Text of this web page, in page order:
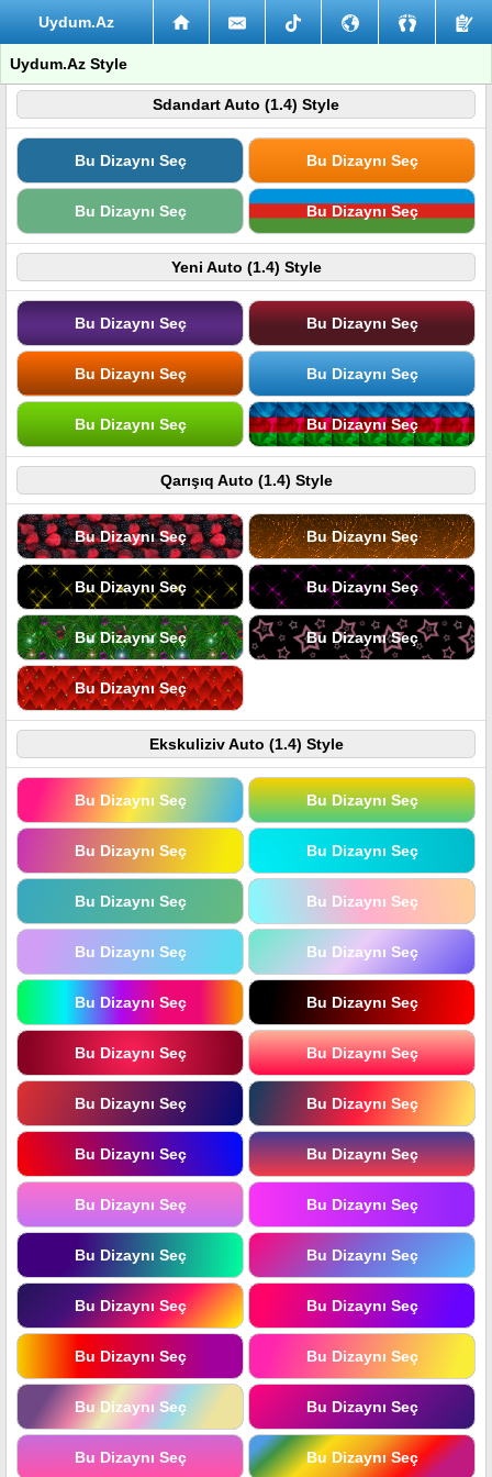
Uydum.Az
Uydum.Az Style
Sdandart Auto (1.4) Style
Bu Dizaynı Seç Bu Dizaynı Seç
Bu Dizaynı Seç Bu Dizaynı Seç
Yeni Auto (1.4) Style
Bu Dizaynı Seç Bu Dizaynı Seç
Bu Dizaynı Seç Bu Dizaynı Seç
Bu Dizaynı Seç Bu Dizaynı Seç
Qarışıq Auto (1.4) Style
Bu Dizaynı Seç Bu Dizaynı Seç
Bu Dizaynı Seç Bu Dizaynı Seç
Bu Dizaynı Seç Bu Dizaynı Seç
Bu Dizaynı Seç
Ekskuliziv Auto (1.4) Style
Bu Dizaynı Seç Bu Dizaynı Seç
Bu Dizaynı Seç Bu Dizaynı Seç
Bu Dizaynı Seç Bu Dizaynı Seç
Bu Dizaynı Seç Bu Dizaynı Seç
Bu Dizaynı Seç Bu Dizaynı Seç
Bu Dizaynı Seç Bu Dizaynı Seç
Bu Dizaynı Seç Bu Dizaynı Seç
Bu Dizaynı Seç Bu Dizaynı Seç
Bu Dizaynı Seç Bu Dizaynı Seç
Bu Dizaynı Seç Bu Dizaynı Seç
Bu Dizaynı Seç Bu Dizaynı Seç
Bu Dizaynı Seç Bu Dizaynı Seç
Bu Dizaynı Seç Bu Dizaynı Seç
Bu Dizaynı Seç Bu Dizaynı Seç